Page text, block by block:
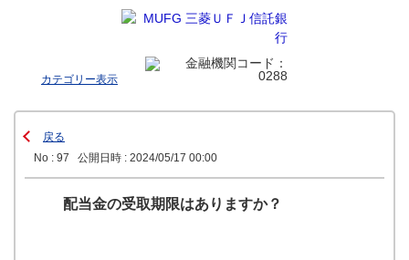
カテゴリー表示
戻る
No : 97
公開日時 : 2024/05/17 00:00
配当金の受取期限はありますか？